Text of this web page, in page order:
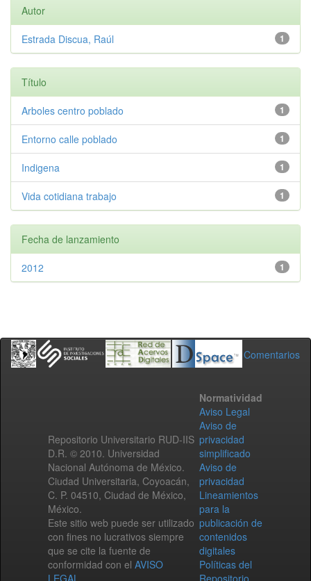
Autor
1
Estrada Discua, Raúl
Título
1
Arboles centro poblado
1
Entorno calle poblado
1
Indigena
1
Vida cotidiana trabajo
Fecha de lanzamiento
1
2012
Comentarios
Repositorio Universitario RUD-IIS
D.R. © 2010. Universidad
Nacional Autónoma de México.
Ciudad Universitaria, Coyoacán,
C. P. 04510, Ciudad de México,
México.
Este sitio web puede ser utilizado
con fines no lucrativos siempre
que se cite la fuente de
conformidad con el AVISO
LEGAL
Normatividad
Aviso Legal
Aviso de
privacidad
simplificado
Aviso de
privacidad
Lineamientos
para la
publicación de
contenidos
digitales
Políticas del
Repositorio